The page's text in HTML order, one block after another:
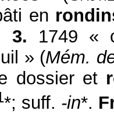
en
3. 1749 «
» (Mém.
dossier et
*; suff. -in*.